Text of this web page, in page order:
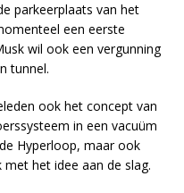
parkeerplaats van het
een eerste
wil ook een vergunning
tunnel.
ook het concept van
in een vacuüm
Hyperloop, maar ook
het idee aan de slag.